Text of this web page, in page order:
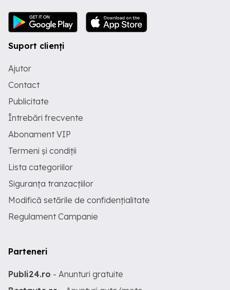
Suport clienți
Ajutor
Contact
Publicitate
Întrebări frecvente
Abonament VIP
Termeni și condiții
Lista categoriilor
Siguranța tranzacțiilor
Modifică setările de confidențialitate
Regulament Campanie
Parteneri
Publi24.ro - Anunturi gratuite